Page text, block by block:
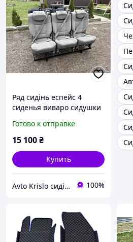
Ряд сидінь еспейс 4
сиденья виваро сидушки
спрінтер диван т4 т5
Готово к отправке
15 100₴
Купить
Avto Krislo сидіння 100%